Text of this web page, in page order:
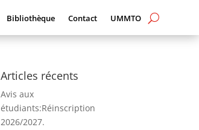
Bibliothèque Contact UMMTO
Articles récents
Avis aux
étudiants:Réinscription
2026/2027.